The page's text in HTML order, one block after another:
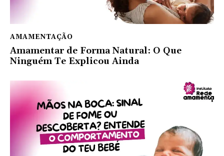
AMAMENTAÇÃO
Amamentar de Forma Natural: O Que
Ninguém Te Explicou Ainda